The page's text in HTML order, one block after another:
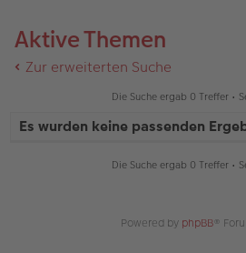
Aktive Themen
Zur erweiterten Suche
Die Suche ergab 0 Treffer •
Es wurden keine passenden
Die Suche ergab 0 Treffer •
Powered by phpBB®